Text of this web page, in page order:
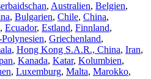
, Australien, Belgien,
, Bulgarien, Chile, China,
, Ecuador, Estland, Finnland,
, Griechenland,
, Hong Kong S.A.R., China, Iran,
, Kanada, Katar, Kolumbien,
, Luxemburg, Malta, Marokko,